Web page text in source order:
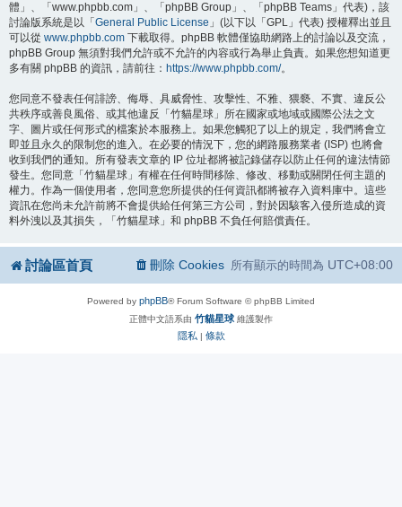
體」、「www.phpbb.com」、「phpBB Group」、「phpBB Teams」代表)，該
討論版系統是以「 General Public License 」(以下以「GPL」代表) 授權釋出並且
可以從 www.phpbb.com 下載取得。phpBB 軟體僅協助網路上的討論以及交流，
phpBB Group 無須對我們允許或不允許的內容或行為舉止負責。如果您想知道更
多有關 phpBB 的資訊，請前往： https://www.phpbb.com/。
您同意不發表任何誹謗、侮辱、具威脅性、攻擊性、不雅、猥褻、不實、違反公
共秩序或善良風俗、或其他違反「竹貓星球」所在國家或地域或國際公法之文
字、圖片或任何形式的檔案於本服務上。如果您觸犯了以上的規定，我們將會立
即並且永久的限制您的進入。在必要的情況下，您的網路服務業者 (ISP) 也將會
收到我們的通知。所有發表文章的 IP 位址都將被記錄儲存以防止任何的違法情節
發生。您同意「竹貓星球」有權在任何時間移除、修改、移動或關閉任何主題的
權力。作為一個使用者，您同意您所提供的任何資訊都將被存入資料庫中。這些
資訊在您尚未允許前將不會提供給任何第三方公司，對於因駭客入侵所造成的資
料外洩以及其損失，「竹貓星球」和 phpBB 不負任何賠償責任。
討論區首頁 所有顯示的時間為 UTC+08:00
刪除 Cookies
Powered by phpBB® Forum Software © phpBB Limited
正體中文語系由 竹貓星球 維護製作
隱私 | 條款